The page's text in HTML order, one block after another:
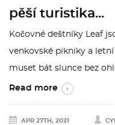
pěší turistika...
Kočovné deštníky Leaf
venkovské pikniky a
muset bát slunce bez
Read more
APR 27TH, 2021